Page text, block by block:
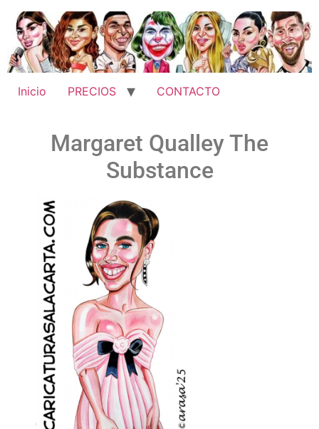
Inicio PRECIOS CONTACTO
Margaret Qualley The
Substance